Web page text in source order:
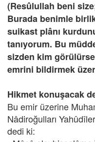
(Resûlullah beni
Burada benimle
suikast plânı
tanıyorum. Bu
sizden kim
emrini bildirmek
Hikmet konuşacak
Bu emir üzerine
Nâdiroğulları
dedi ki: